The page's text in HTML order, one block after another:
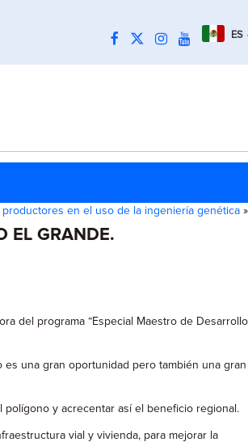
ES
productores en el uso de la ingeniería genética »
EL GRANDE.
del programa “Especial Maestro de Desarrollo
una gran oportunidad pero también una gran
polígono y acrecentar así el beneficio regional.
vial y vivienda, para mejorar la